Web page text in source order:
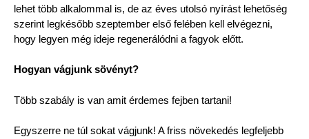
lehet több alkalommal is, de az éves utolsó nyírást lehetőség
szerint legkésőbb szeptember első felében kell elvégezni,
hogy legyen még ideje regenerálódni a fagyok előtt.
Hogyan vágjunk sövényt?
Több szabály is van amit érdemes fejben tartani!
Egyszerre ne túl sokat vágjunk! A friss növekedés legfeljebb